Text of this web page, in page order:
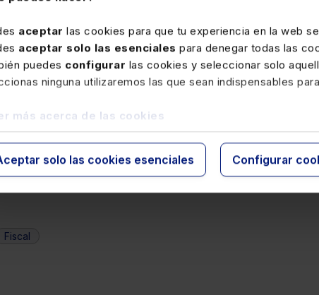
aceptar las cookies para que tu experiencia en la web
aceptar solo las esenciales para denegar todas las
puedes configurar las cookies y seleccionar solo
ninguna utilizaremos las que sean indispensables
más acerca de las cookies
solo las cookies esenciales Configurar
de legislación, jurisprudencia y
que permite comprobar en cualquier
modificado, y alertas semanales por
Precio192 €
Ver memento
Fiscal